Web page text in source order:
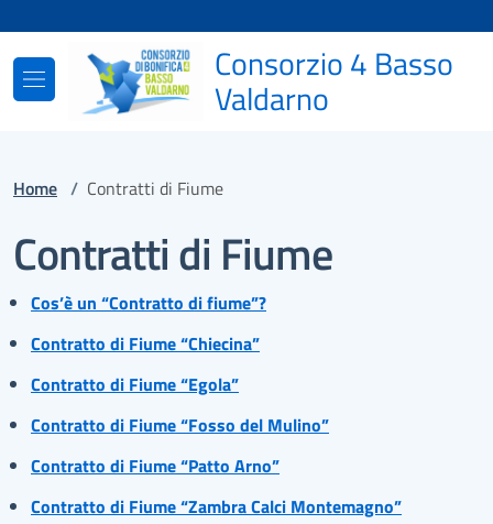
Consorzio 4 Basso
Valdarno
Home / Contratti di Fiume
Contratti di Fiume
Cos’è un “Contratto di fiume”?
Contratto di Fiume “Chiecina”
Contratto di Fiume “Egola”
Contratto di Fiume “Fosso del Mulino”
Contratto di Fiume “Patto Arno”
Contratto di Fiume “Zambra Calci Montemagno”